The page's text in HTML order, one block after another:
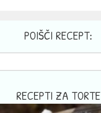
POIŠČI RECEPT:
RECEPTI ZA TORTE